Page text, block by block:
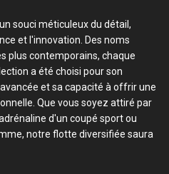
souci méticuleux du détail,
et l'innovation. Des noms
plus contemporains, chaque
a été choisi pour son
et sa capacité à offrir une
Que vous soyez attiré par
d'un coupé sport ou
notre flotte diversifiée saura